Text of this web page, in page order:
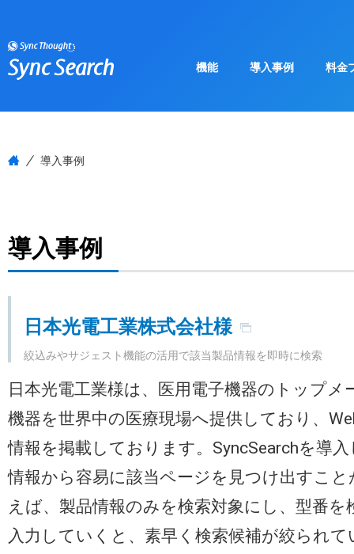
機能 導入事例 料金
導入事例
導入事例
日本光電工業株式会社様
絞込みやサジェスト機能の活用で該当製品情報を即時に検索
日本光電工業様は、医用電子機器のトップ
機器を世界中の医療現場へ提供しており、
情報を掲載しております。SyncSearchを導
情報から容易に該当ページを見つけ出すこ
えば、製品情報のみを検索対象にし、型番
入力していくと、素早く検索候補が絞られ